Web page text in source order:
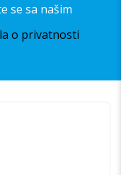
se sa našim
o privatnosti